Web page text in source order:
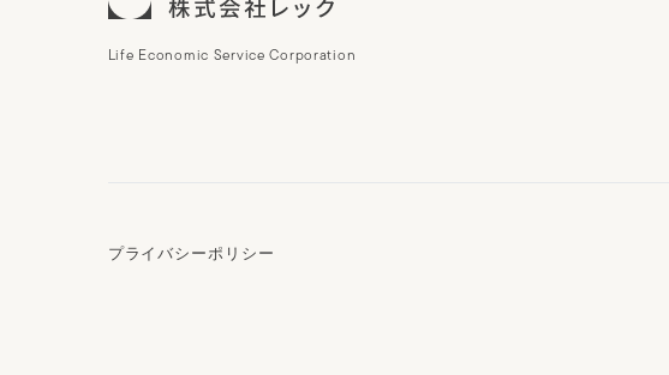
Life Economic Service Corporation
プライバシーポリシー